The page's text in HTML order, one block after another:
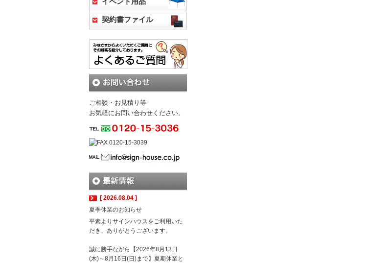
イベント用品
契約書ファイル
ご相談・お見積り等
お気軽にお問い合わせください。
[ 2026.08.04 ]
夏季休業のお知らせ
平素よりサインハウスをご利用いた
だき、ありがとうございます。
誠に勝手ながら【2026年8月13日
(木)～8月16日(日)まで】夏期休業と